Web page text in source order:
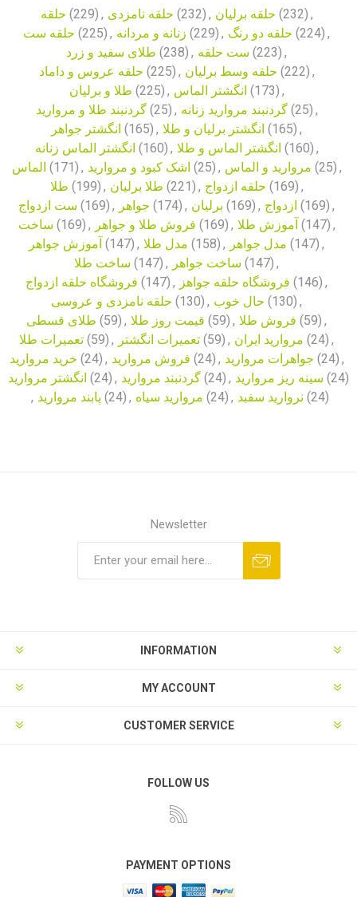
حلقه (229) , حلقه نامزدی (232) , حلقه برلیان (232) ,
حلقه ست (225) , زنانه و مردانه (229) , حلقه دو رنگ (224) ,
طلای سفید و زرد (238) , ست حلقه (223) ,
حلقه عروس و داماد (225) , حلقه وسط برلیان (222) ,
طلا و برلیان (225) , انگشتر الماس (173) ,
گردنبند طلا و مروارید (25) , گردنبند مروارید زنانه (25) ,
انگشتر جواهر (165) , انگشتر برلیان و طلا (165) ,
انگشتر الماس زنانه (160) , انگشتر الماس و طلا (160) ,
الماس (171) , اشک کبود و مروارید (25) , مروارید و الماس (25) ,
طلا (199) , طلا برلیان (221) , حلقه ازدواج (169) ,
ست ازدواج (169) , جواهر (174) , برلیان (169) , ازدواج (169) ,
ساخت (169) , فروش طلا و جواهر (169) , آموزش طلا (147) ,
آموزش جواهر (147) , مدل طلا (158) , مدل جواهر (147) ,
ساخت طلا (147) , ساخت جواهر (147) ,
فروشگاه حلقه ازدواج (147) , فروشگاه حلقه جواهز (146) ,
حلقه نامزدی و عروسی (130) , حال خوب (130) ,
طلای قسطی (59) , قیمت روز طلا (59) , فروش طلا (59) ,
تعمیرات طلا (59) , تعمیرات انگشتر (59) , مروارید ایران (24) ,
خرید مروارید (24) , فروش مروارید (24) , جواهرات مروارید (24) ,
انگشتر مروارید (24) , گردنبند مروارید (24) , سینه ریز مروارید (24)
, پابند مروارید (24) , مروارید سیاه (24) , نروارید سفبد (24)
Newsletter
INFORMATION
MY ACCOUNT
CUSTOMER SERVICE
FOLLOW US
PAYMENT OPTIONS